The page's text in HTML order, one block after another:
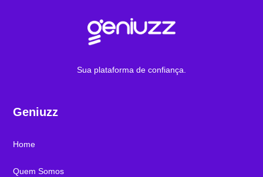
Sua plataforma de confiança.
Geniuzz
Home
Quem Somos